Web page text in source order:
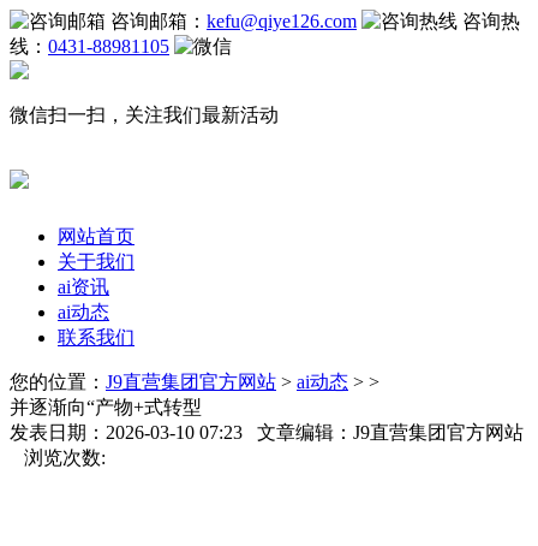
咨询邮箱： kefu@qiye126.com
咨询热
线： 0431-88981105
微信扫一扫，关注我们最新活动
网站首页
关于我们
ai资讯
ai动态
联系我们
您的位置： J9直营集团官方网站 > ai动态 > >
并逐渐向“产物+式转型
发表日期：2026-03-10 07:23 文章编辑：J9直营集团官方网站
浏览次数: